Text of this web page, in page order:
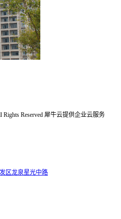
Reserved 犀牛云提供企业云服务
区龙泉星光中路